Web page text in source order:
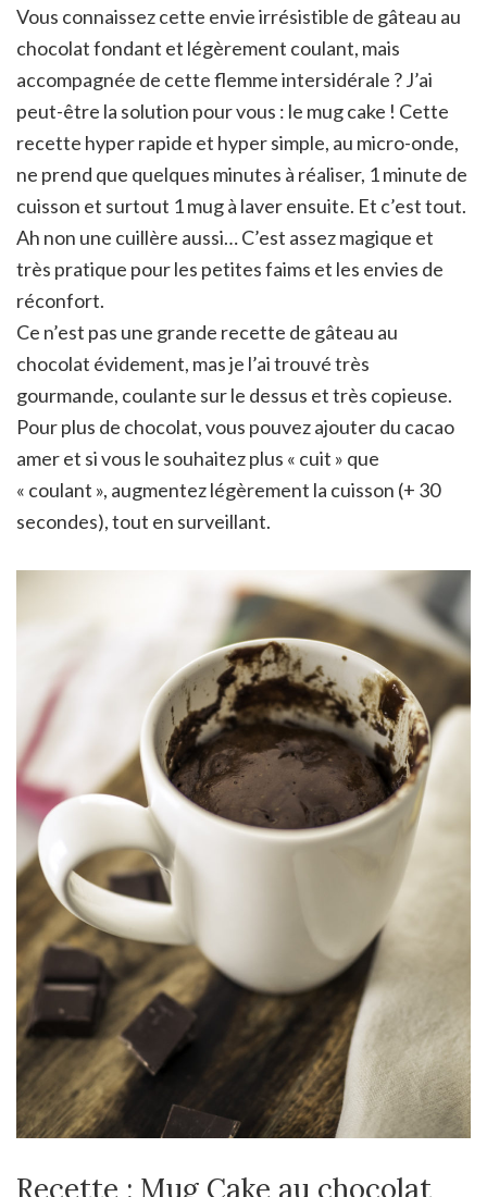
Vous connaissez cette envie irrésistible de gâteau au
chocolat fondant et légèrement coulant, mais
accompagnée de cette flemme intersidérale ? J’ai
peut-être la solution pour vous : le mug cake ! Cette
recette hyper rapide et hyper simple, au micro-onde,
ne prend que quelques minutes à réaliser, 1 minute de
cuisson et surtout 1 mug à laver ensuite. Et c’est tout.
Ah non une cuillère aussi… C’est assez magique et
très pratique pour les petites faims et les envies de
réconfort.
Ce n’est pas une grande recette de gâteau au
chocolat évidement, mas je l’ai trouvé très
gourmande, coulante sur le dessus et très copieuse.
Pour plus de chocolat, vous pouvez ajouter du cacao
amer et si vous le souhaitez plus « cuit » que
« coulant », augmentez légèrement la cuisson (+ 30
secondes), tout en surveillant.
Recette : Mug Cake au chocolat